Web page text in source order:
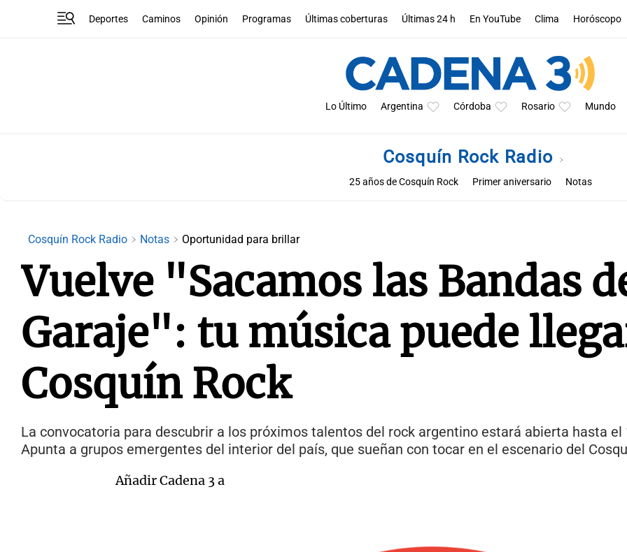
Deportes Caminos Opinión Programas Últimas coberturas Últimas 24 h En YouTube Clima Horóscopo
Lo Último Argentina Córdoba Rosario Mundo
Cosquín Rock Radio
25 años de Cosquín Rock Primer aniversario Notas
Cosquín Rock Radio Notas Oportunidad para brillar
Vuelve "Sacamos las Bandas
Garaje": tu música puede
Cosquín Rock
La convocatoria para descubrir a los próximos talentos del rock argentino estará abierta hasta el
Apunta a grupos emergentes del interior del país, que sueñan con tocar en el escenario del
Añadir Cadena 3 a